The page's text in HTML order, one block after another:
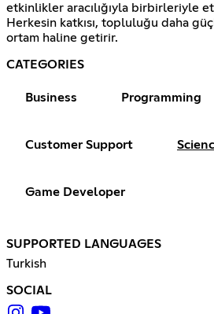
etkinlikler aracılığıyla birbirleriyle
Herkesin katkısı, topluluğu daha
ortam haline getirir.
CATEGORIES
Business Programming
Customer Support
Game Developer
SUPPORTED LANGUAGES
Turkish
SOCIAL